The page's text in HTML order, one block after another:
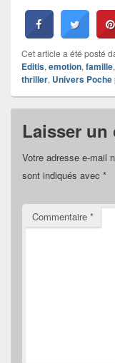
Cet article a été posté
Editis, emotion, famille,
thriller, Univers Poche
Laisser un
Votre adresse e-mail
sont indiqués avec *
Commentaire *